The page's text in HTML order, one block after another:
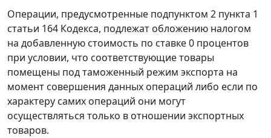
Операции, предусмотренные подпунктом 2 пункта 1
статьи 164 Кодекса, подлежат обложению налогом
на добавленную стоимость по ставке 0 процентов
при условии, что соответствующие товары
помещены под таможенный режим экспорта на
момент совершения данных операций либо если по
характеру самих операций они могут
осуществляться только в отношении экспортных
товаров.